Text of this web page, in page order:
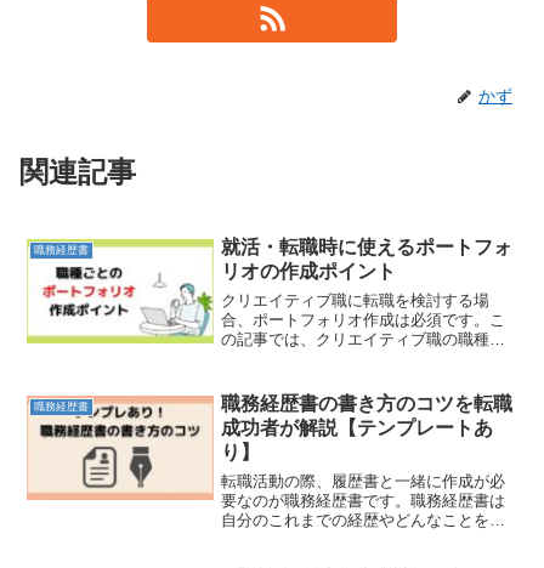
かず
関連記事
職務経歴書
就活・転職時に使えるポートフォ
リオの作成ポイント
クリエイティブ職に転職を検討する場
合、ポートフォリオ作成は必須です。こ
の記事では、クリエイティブ職の職種ご
職務経歴書
職務経歴書の書き方のコツを転職
成功者が解説【テンプレートあ
り】
転職活動の際、履歴書と一緒に作成が必
要なのが職務経歴書です。職務経歴書は
自分のこれまでの経歴やどんなことをし